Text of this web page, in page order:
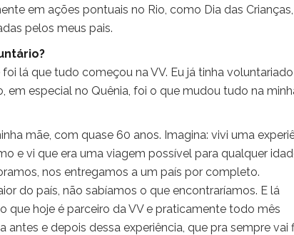
em ações pontuais no Rio, como Dia das Crianças,
pelos meus pais.
lá que tudo começou na VV. Eu já tinha
em especial no Quênia, foi o que mudou tudo na
mãe, com quase 60 anos. Imagina: vivi uma
e vi que era uma viagem possível para qualquer
nos entregamos a um país por completo.
do país, não sabíamos o que encontraríamos. E lá
hoje é parceiro da VV e praticamente todo mês
e depois dessa experiência, que pra sempre vai